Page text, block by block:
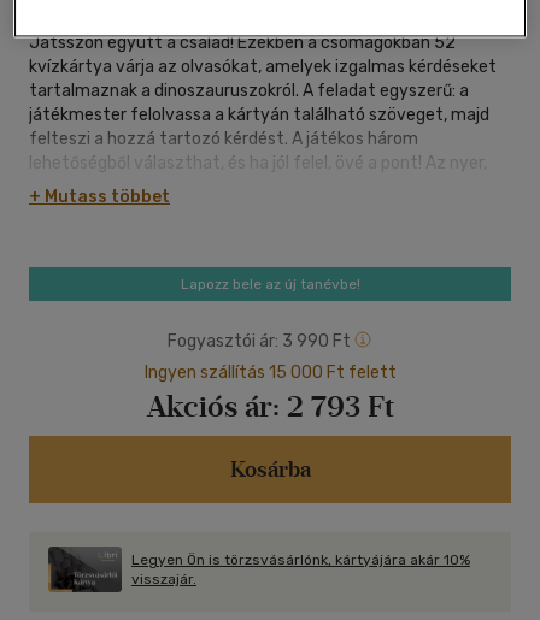
Játsszon együtt a család! Ezekben a csomagokban 52
kvízkártya várja az olvasókat, amelyek izgalmas kérdéseket
tartalmaznak a dinoszauruszokról. A feladat egyszerű: a
játékmester felolvassa a kártyán található szöveget, majd
felteszi a hozzá tartozó kérdést. A játékos három
lehetőségből választhat, és ha jól felel, övé a pont! Az nyer,
aki a legtöbb pontot szerzi. Indulhat a kvízparti?
+ Mutass többet
Lapozz bele az új tanévbe!
Fogyasztói ár: 3 990 Ft
Ingyen szállítás 15 000 Ft felett
Akciós ár: 2 793 Ft
Kosárba
Legyen Ön is törzsvásárlónk, kártyájára akár 10%
visszajár.